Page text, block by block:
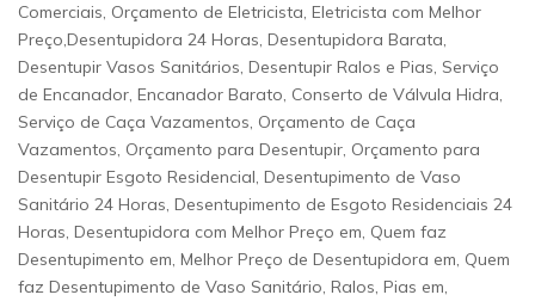
Comerciais, Orçamento de Eletricista, Eletricista com Melhor
Preço,Desentupidora 24 Horas, Desentupidora Barata,
Desentupir Vasos Sanitários, Desentupir Ralos e Pias, Serviço
de Encanador, Encanador Barato, Conserto de Válvula Hidra,
Serviço de Caça Vazamentos, Orçamento de Caça
Vazamentos, Orçamento para Desentupir, Orçamento para
Desentupir Esgoto Residencial, Desentupimento de Vaso
Sanitário 24 Horas, Desentupimento de Esgoto Residenciais 24
Horas, Desentupidora com Melhor Preço em, Quem faz
Desentupimento em, Melhor Preço de Desentupidora em, Quem
faz Desentupimento de Vaso Sanitário, Ralos, Pias em,